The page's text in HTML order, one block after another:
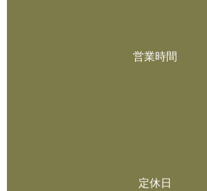
営業時間
定休日